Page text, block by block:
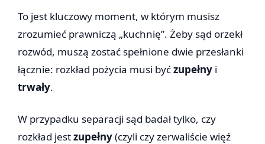
To jest kluczowy moment, w którym musisz
zrozumieć prawniczą „kuchnię”. Żeby sąd orzekł
rozwód, muszą zostać spełnione dwie przesłanki
łącznie: rozkład pożycia musi byćzupełny i
trwały.
W przypadku separacji sąd badał tylko, czy
rozkład jestzupełny(czyli czy zerwaliście więź